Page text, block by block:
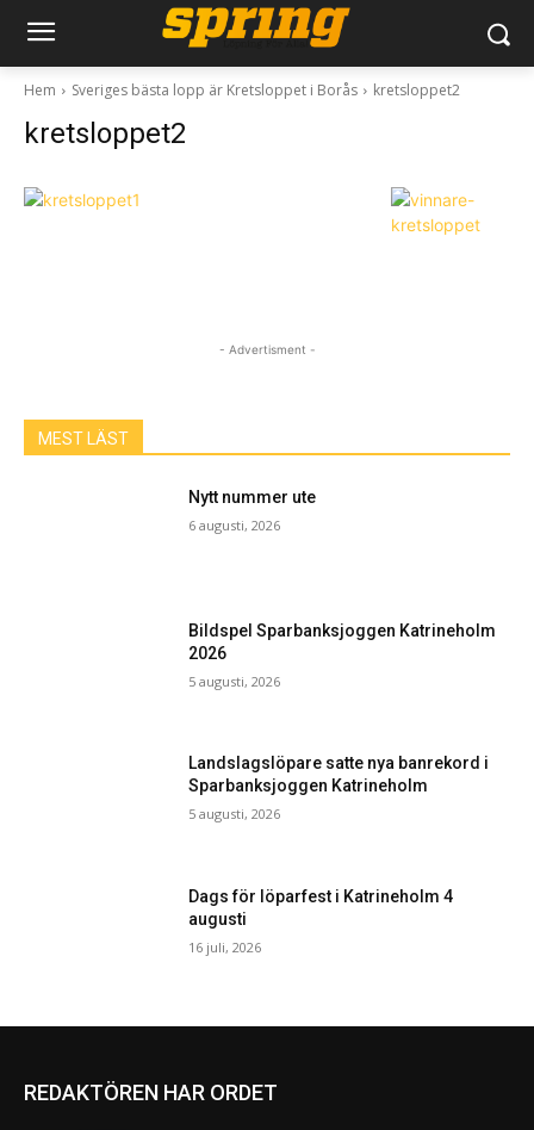
Hem Sveriges bästa lopp är Kretsloppet i Borås kretsloppet2
kretsloppet2
- Advertisment -
MEST LÄST
Nytt nummer ute
6 augusti, 2026
Bildspel Sparbanksjoggen Katrineholm
2026
5 augusti, 2026
Landslagslöpare satte nya banrekord i
Sparbanksjoggen Katrineholm
5 augusti, 2026
Dags för löparfest i Katrineholm 4
augusti
16 juli, 2026
REDAKTÖREN HAR ORDET